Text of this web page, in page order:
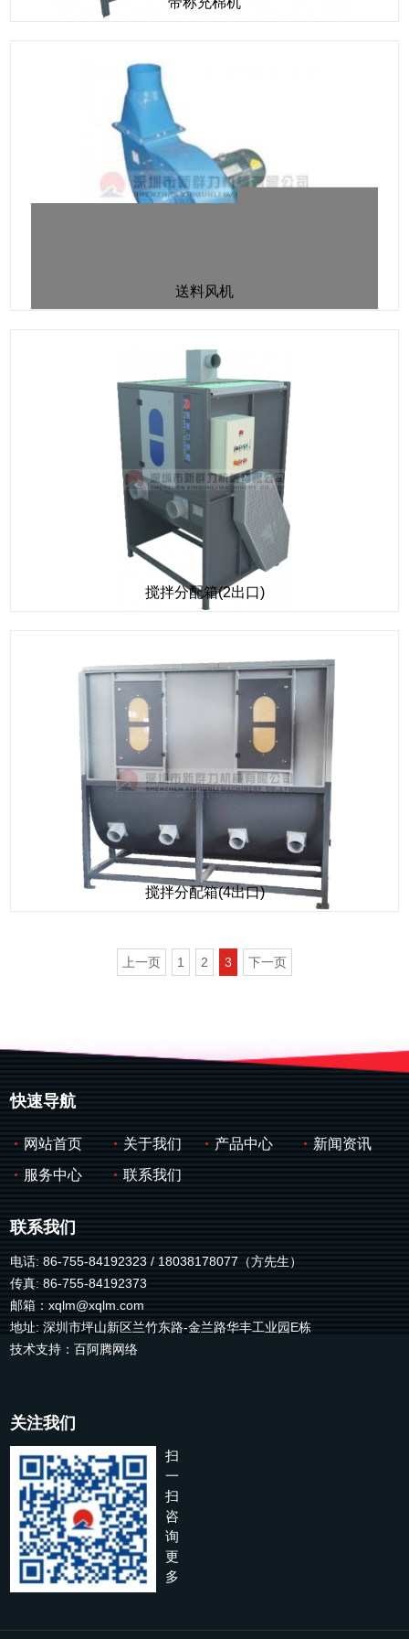
送料风机
搅拌分配箱(2出口)
搅拌分配箱(4出口)
上一页 1 2 3 下一页
快速导航
网站首页 关于我们 产品中心
新闻资讯
服务中心
联系我们
联系我们
电话: 86-755-84192323 / 18038178077（方先生）
传真: 86-755-84192373
邮箱：xqlm@xqlm.com
地址: 深圳市坪山新区兰竹东路-金兰路华丰工业园E栋
技术支持：百阿腾网络
关注我们
扫
一
扫
咨
询
更
多